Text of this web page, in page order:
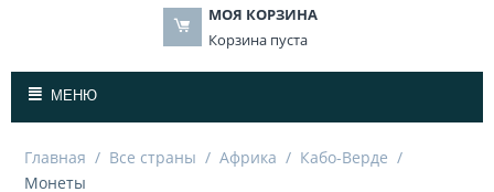
МОЯ КОРЗИНА
Корзина пуста
МЕНЮ
Главная / Все страны / Африка / Кабо-Верде /
Монеты